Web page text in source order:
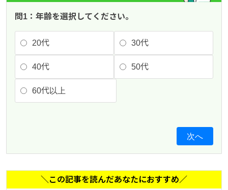
問1：年齢を選択してください。
20代 30代
40代 50代
60代以上
次へ
＼この記事を読んだあなたにおすすめ／